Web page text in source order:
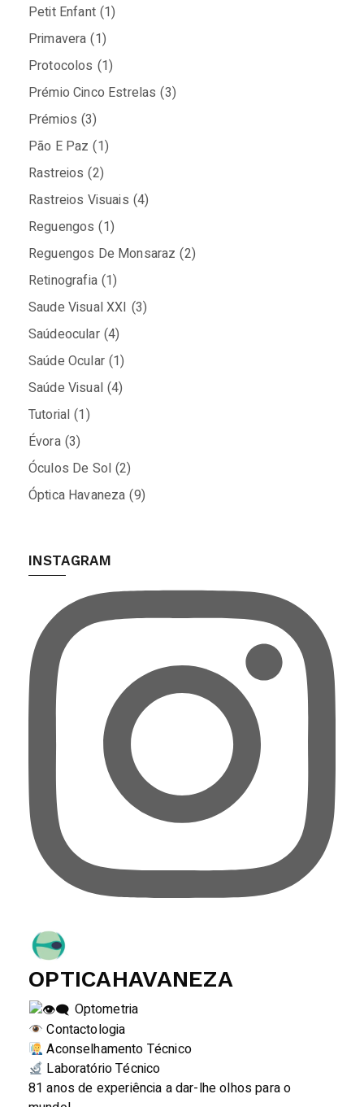
Petit Enfant (1)
Primavera (1)
Protocolos (1)
Prémio Cinco Estrelas (3)
Prémios (3)
Pão E Paz (1)
Rastreios (2)
Rastreios Visuais (4)
Reguengos (1)
Reguengos De Monsaraz (2)
Retinografia (1)
Saude Visual XXI (3)
Saúdeocular (4)
Saúde Ocular (1)
Saúde Visual (4)
Tutorial (1)
Évora (3)
Óculos De Sol (2)
Óptica Havaneza (9)
INSTAGRAM
OPTICAHAVANEZA
Optometria
Contactologia
Aconselhamento Técnico
Laboratório Técnico
81 anos de experiência a dar-lhe olhos para o